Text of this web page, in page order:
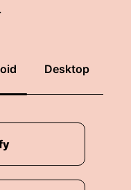
Desktop